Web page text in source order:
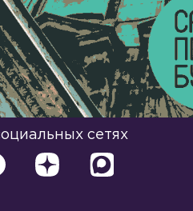
сетях